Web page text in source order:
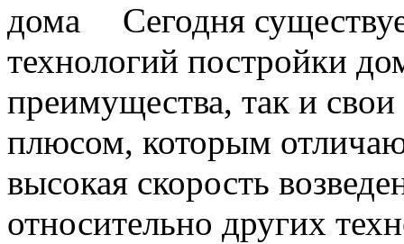
Сегодня
технологий постройки
преимущества, так и
плюсом, которым
высокая скорость
относительно других